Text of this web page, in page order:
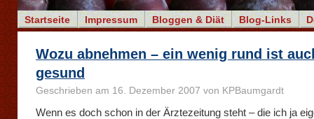
Startseite Impressum Bloggen & Diät Blog-Links
Wozu abnehmen – ein wenig rund ist
gesund
Geschrieben am 16. Dezember 2007 von KPBaumgardt
Wenn es doch schon in der Ärztezeitung steht – die ich ja